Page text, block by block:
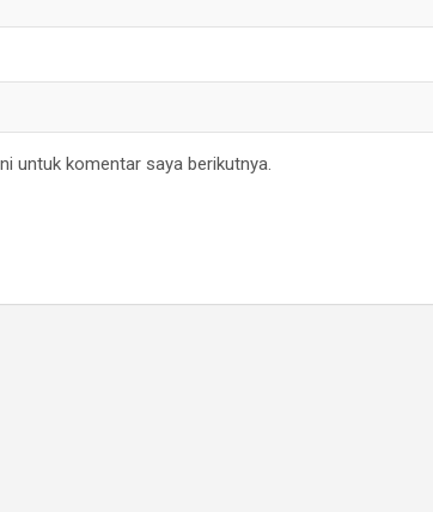
untuk komentar saya berikutnya.